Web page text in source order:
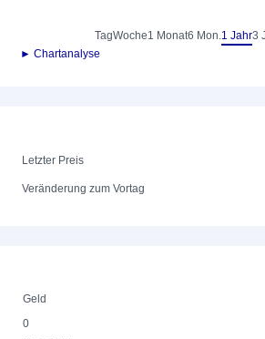
TagWoche1 Monat6 Mon.1 Jahr3
► Chartanalyse
Letzter Preis
Veränderung zum Vortag
Geld
0